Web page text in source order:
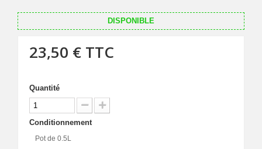
DISPONIBLE
23,50 € TTC
Quantité
Conditionnement
Pot de 0.5L